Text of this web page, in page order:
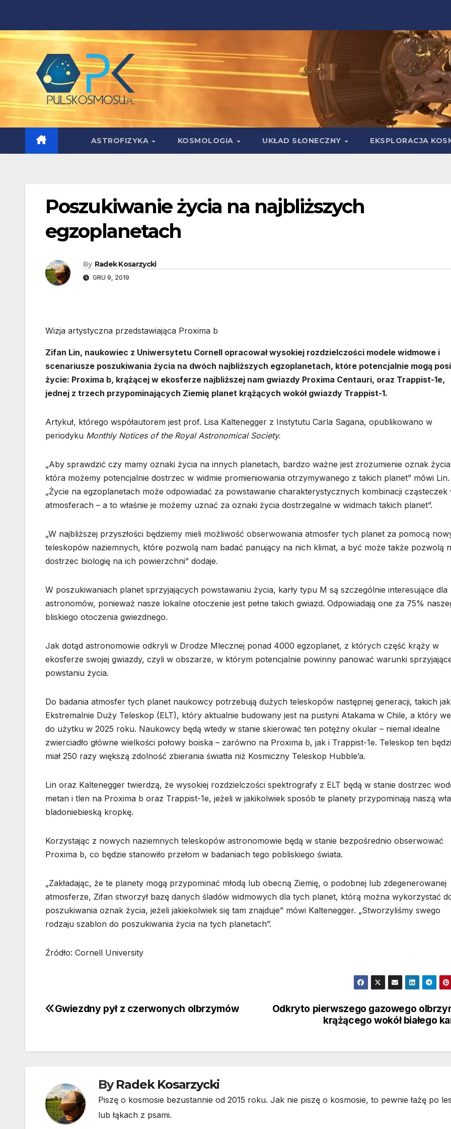
content
ASTROFIZYKA KOSMOLOGIA UKŁAD SŁONECZNY EKSPLORACJA
Poszukiwanie życia na najbliższych
egzoplanetach
By Radek Kosarzycki
GRU 9, 2019
Wizja artystyczna przedstawiająca Proxima b
Zifan Lin, naukowiec z Uniwersytetu Cornell opracował wysokiej rozdzielczości modele widmowe i
scenariusze poszukiwania życia na dwóch najbliższych egzoplanetach, które potencjalnie mogą
życie: Proxima b, krążącej w ekosferze najbliższej nam gwiazdy Proxima Centauri, oraz Trappist-1e,
jednej z trzech przypominających Ziemię planet krążących wokół gwiazdy Trappist-1.
Artykuł, którego współautorem jest prof. Lisa Kaltenegger z Instytutu Carla Sagana, opublikowano w
periodyku Monthly Notices of the Royal Astronomical Society.
„Aby sprawdzić czy mamy oznaki życia na innych planetach, bardzo ważne jest zrozumienie oznak
która możemy potencjalnie dostrzec w widmie promieniowania otrzymywanego z takich planet” mówi Lin.
„Życie na egzoplanetach może odpowiadać za powstawanie charakterystycznych kombinacji cząsteczek
atmosferach – a to właśnie je możemy uznać za oznaki życia dostrzegalne w widmach takich planet”.
„W najbliższej przyszłości będziemy mieli możliwość obserwowania atmosfer tych planet za pomocą
teleskopów naziemnych, które pozwolą nam badać panujący na nich klimat, a być może także pozwolą
dostrzec biologię na ich powierzchni” dodaje.
W poszukiwaniach planet sprzyjających powstawaniu życia, karły typu M są szczególnie interesujące dla
astronomów, ponieważ nasze lokalne otoczenie jest pełne takich gwiazd. Odpowiadają one za 75%
bliskiego otoczenia gwiezdnego.
Jak dotąd astronomowie odkryli w Drodze Mlecznej ponad 4000 egzoplanet, z których część krąży w
ekosferze swojej gwiazdy, czyli w obszarze, w którym potencjalnie powinny panować warunki
powstaniu życia.
Do badania atmosfer tych planet naukowcy potrzebują dużych teleskopów następnej generacji, takich jak
Ekstremalnie Duży Teleskop (ELT), który aktualnie budowany jest na pustyni Atakama w Chile, a który
do użytku w 2025 roku. Naukowcy będą wtedy w stanie skierować ten potężny okular – niemal idealne
zwierciadło główne wielkości połowy boiska – zarówno na Proxima b, jak i Trappist-1e. Teleskop ten
miał 250 razy większą zdolność zbierania światła niż Kosmiczny Teleskop Hubble’a.
Lin oraz Kaltenegger twierdzą, że wysokiej rozdzielczości spektrografy z ELT będą w stanie dostrzec
metan i tlen na Proxima b oraz Trappist-1e, jeżeli w jakikolwiek sposób te planety przypominają naszą
bladoniebieską kropkę.
Korzystając z nowych naziemnych teleskopów astronomowie będą w stanie bezpośrednio obserwować
Proxima b, co będzie stanowiło przełom w badaniach tego pobliskiego świata.
„Zakładając, że te planety mogą przypominać młodą lub obecną Ziemię, o podobnej lub zdegenerowanej
atmosferze, Zifan stworzył bazę danych śladów widmowych dla tych planet, którą można wykorzystać
poszukiwania oznak życia, jeżeli jakiekolwiek się tam znajduje” mówi Kaltenegger. „Stworzyliśmy swego
rodzaju szablon do poszukiwania życia na tych planetach”.
Źródło: Cornell University
Nawigacja
Odkryto pierwszego gazowego
krążącego wokół białego
Gwiezdny pył z czerwonych olbrzymów
ByRadek Kosarzycki
Piszę o kosmosie bezustannie od 2015 roku. Jak nie piszę o kosmosie, to pewnie łażę po
lub łąkach z psami.